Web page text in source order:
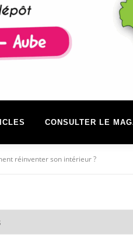
CONSULTER LE
réinventer son intérieur ?